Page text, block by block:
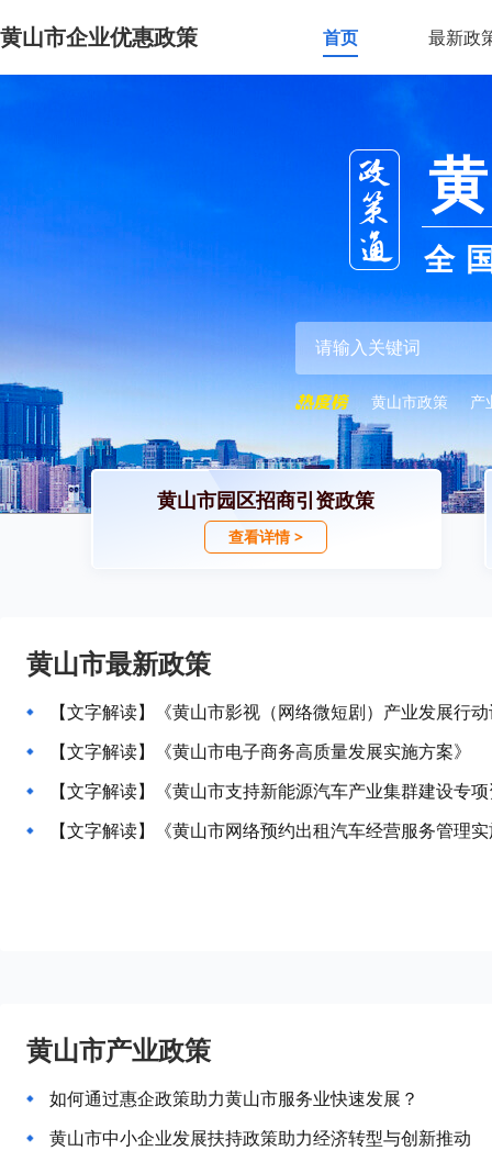
黄山市企业优惠政策 首页 最新政
全
黄山市政策 产
黄山市园区招商引资政策
查看详情 >
黄山市最新政策
【文字解读】《黄山市影视（网络微短剧）产业发展行
【文字解读】《黄山市电子商务高质量发展实施方案》
【文字解读】《黄山市支持新能源汽车产业集群建设专
【文字解读】《黄山市网络预约出租汽车经营服务管理
黄山市产业政策
如何通过惠企政策助力黄山市服务业快速发展？
黄山市中小企业发展扶持政策助力经济转型与创新推动